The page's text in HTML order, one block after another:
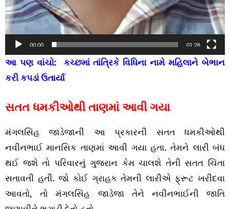
00:00 01:28
આ પણ વાંચો: કચ્છમાં તાંત્રિકે વિધિના નામે મહિલાને બેભાન
કરી કપડાં ઉતાર્યા
સતત ધમકીઓથી તાણમાં આવી ગયા
મંગલસિંહ જાડેજાની આ પ્રકારની સતત ધમકીઓથી
નવીનભાઈ માનસિક તાણમાં આવી ગયા હતા. તેમને લારી બંધ
થઈ જશે તો પરિવારનું ગુજરાન કેમ ચાલશે તેની સતત ચિંતા
સતાવતી હતી. જો કોઈ ગ્રાહક તેમની લારીએ ફ્રૂટ ખરીદવા
આવતો, તો મંગલસિંહ જાડેજા તેને નવીનભાઈની જાતિ